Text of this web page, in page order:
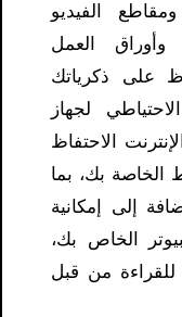
الفيديو
وأوراق العمل
على ذكرياتك
لجهاز
الاحتفاظ
الخاصة بك، بما
إلى إمكانية
الخاص بك،
للقراءة من قبل